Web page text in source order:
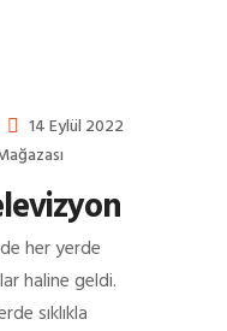
14 Eylül 2022
her yerde
haline geldi.
sıklıkla